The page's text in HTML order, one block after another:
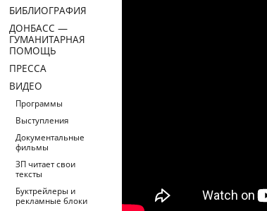
БИБЛИОГРАФИЯ
ДОНБАСС —
ГУМАНИТАРНАЯ
ПОМОЩЬ
ПРЕССА
ВИДЕО
Программы
Выступления
Документальные
фильмы
ЗП читает свои
тексты
Буктрейлеры и
рекламные блоки